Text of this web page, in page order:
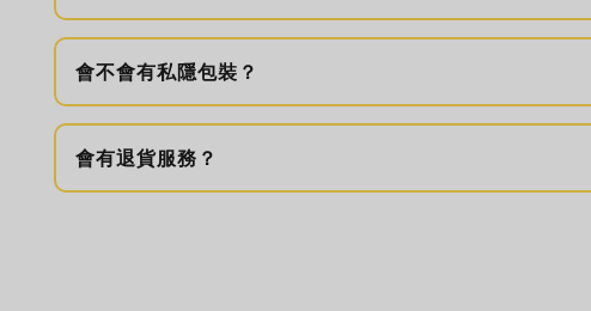
會不會有私隱包裝？
會有退貨服務？